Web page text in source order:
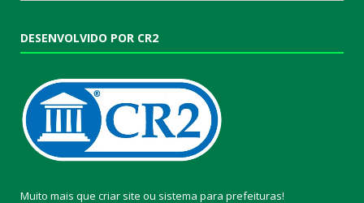
DESENVOLVIDO POR CR2
Muito mais que criar site ou sistema para prefeituras!